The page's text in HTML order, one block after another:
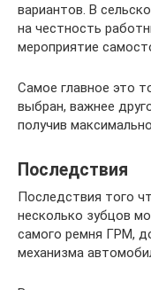
вариантов. В
на честность
мероприятие
Самое главное это
выбран, важнее
получив
Последствия
Последствия того
несколько зубцов
самого ремня ГРМ,
механизма